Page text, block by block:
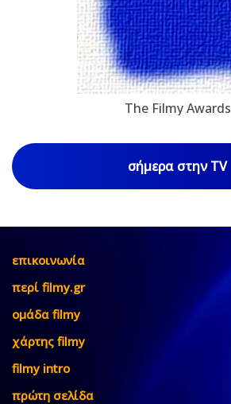
The Filmy Awards
σήμερα στην TV
επικοινωνία
περί filmy.gr
ομάδα filmy
χάρτης filmy
filmy intro
πρώτη σελίδα